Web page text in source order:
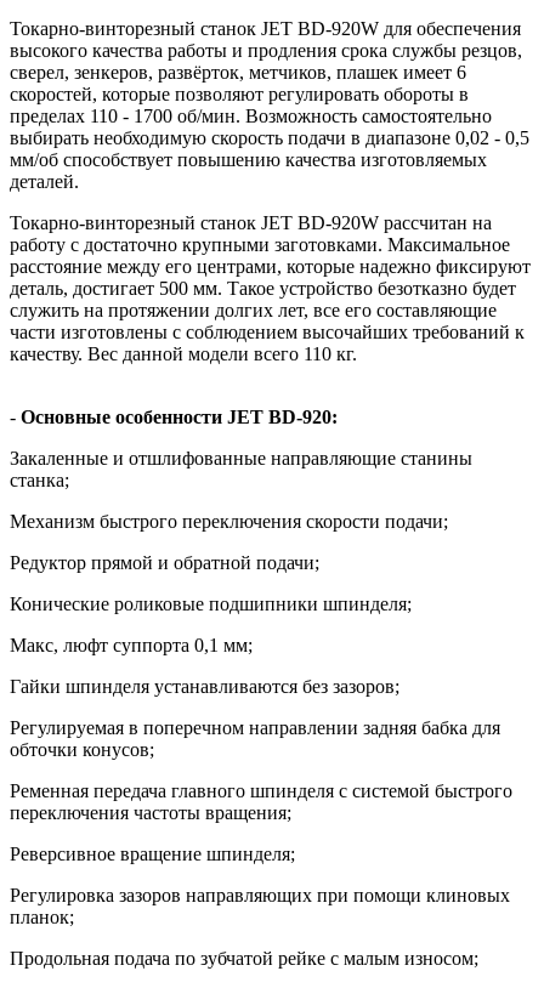
Токарно-винторезный станок JET BD-920W для обеспечения
высокого качества работы и продления срока службы резцов,
сверел, зенкеров, развёрток, метчиков, плашек имеет 6
скоростей, которые позволяют регулировать обороты в
пределах 110 - 1700 об/мин. Возможность самостоятельно
выбирать необходимую скорость подачи в диапазоне 0,02 - 0,5
мм/об способствует повышению качества изготовляемых
деталей.
Токарно-винторезный станок JET BD-920W рассчитан на
работу с достаточно крупными заготовками. Максимальное
расстояние между его центрами, которые надежно фиксируют
деталь, достигает 500 мм. Такое устройство безотказно будет
служить на протяжении долгих лет, все его составляющие
части изготовлены с соблюдением высочайших требований к
качеству. Вес данной модели всего 110 кг.
- Основные особенности JET BD-920:
Закаленные и отшлифованные направляющие станины
станка;
Механизм быстрого переключения скорости подачи;
Редуктор прямой и обратной подачи;
Конические роликовые подшипники шпинделя;
Макс, люфт суппорта 0,1 мм;
Гайки шпинделя устанавливаются без зазоров;
Регулируемая в поперечном направлении задняя бабка для
обточки конусов;
Ременная передача главного шпинделя с системой быстрого
переключения частоты вращения;
Реверсивное вращение шпинделя;
Регулировка зазоров направляющих при помощи клиновых
планок;
Продольная подача по зубчатой рейке с малым износом;